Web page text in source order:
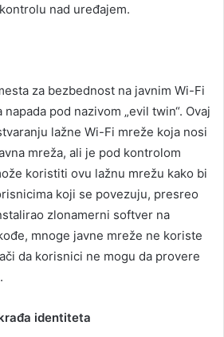
nad uređajem.
za bezbednost na javnim Wi-Fi
pod nazivom „evil twin“. Ovaj
lažne Wi-Fi mreže koja nosi
mreža, ali je pod kontrolom
koristiti ovu lažnu mrežu kako bi
koji se povezuju, presreo
zlonamerni softver na
mnoge javne mreže ne koriste
da korisnici ne mogu da provere
identiteta